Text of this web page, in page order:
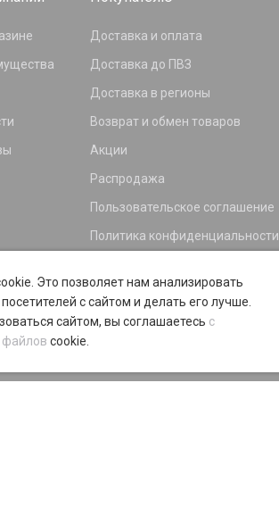
Доставка и оплата
Доставка до ПВЗ
Доставка в регионы
Возврат и обмен товаров
Акции
Распродажа
Пользовательское соглашение
Политика конфиденциальности
Программа лояльности
Это позволяет нам анализировать
с сайтом и делать его лучше.
сайтом, вы соглашаетесь с
файлов cookie.